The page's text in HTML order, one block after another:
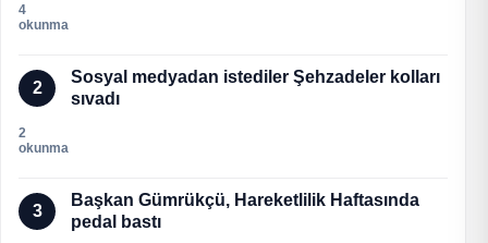
4
okunma
2
Sosyal medyadan istediler Şehzadeler kolları
sıvadı
2
okunma
3
Başkan Gümrükçü, Hareketlilik Haftasında
pedal bastı